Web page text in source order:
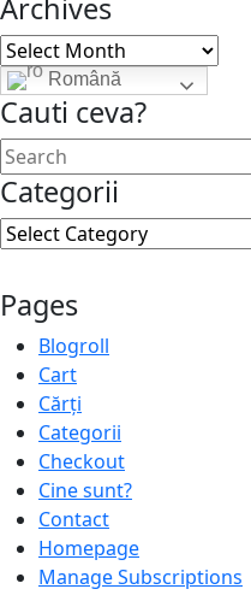
Archives
Archives
Română
Cauti ceva?
Categorii
Categorii
Pages
Blogroll
Cart
Cărți
Categorii
Checkout
Cine sunt?
Contact
Homepage
Manage Subscriptions